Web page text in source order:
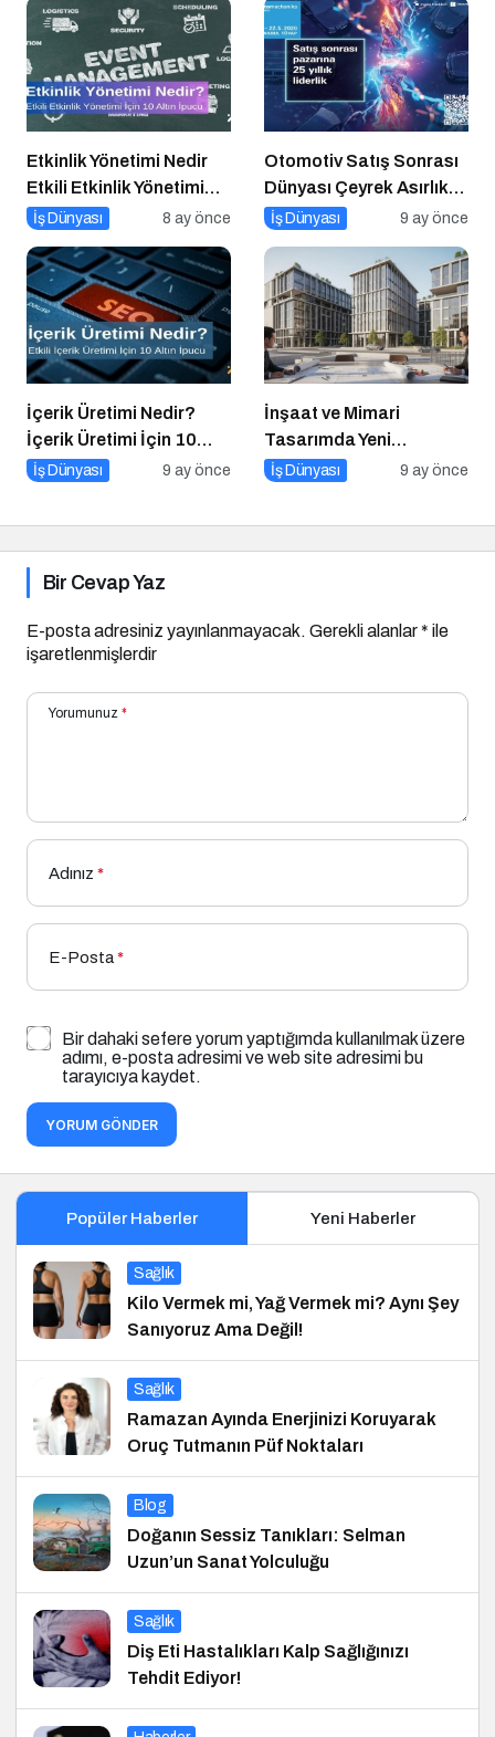
Etkinlik Yönetimi Nedir
Etkili Etkinlik Yönetimi
İçin 10 Altın İpucu
İş Dünyası 8 ay önce
Otomotiv Satış Sonrası
Dünyası Çeyrek Asırlık
Zirve İçin İstanbul’da
İş Dünyası 9 ay önce
İçerik Üretimi Nedir?
İçerik Üretimi İçin 10
Altın İpucu
İş Dünyası 9 ay önce
İnşaat ve Mimari
Tasarımda Yeni
Standartlar Belirliyor
İş Dünyası 9 ay önce
Bir Cevap Yaz
E-posta adresiniz yayınlanmayacak. Gerekli alanlar* ile
işaretlenmişlerdir
Yorumunuz *
Adınız *
E-Posta*
Bir dahaki sefere yorum yaptığımda kullanılmak üzere
adımı, e-posta adresimi ve web site adresimi bu
tarayıcıya kaydet.
YORUM GÖNDER
Popüler Haberler Yeni Haberler
Sağlık
Kilo Vermek mi, Yağ Vermek mi? Aynı Şey
Sanıyoruz Ama Değil!
Sağlık
Ramazan Ayında Enerjinizi Koruyarak
Oruç Tutmanın Püf Noktaları
Blog
Doğanın Sessiz Tanıkları: Selman
Uzun’un Sanat Yolculuğu
Sağlık
Diş Eti Hastalıkları Kalp Sağlığınızı
Tehdit Ediyor!